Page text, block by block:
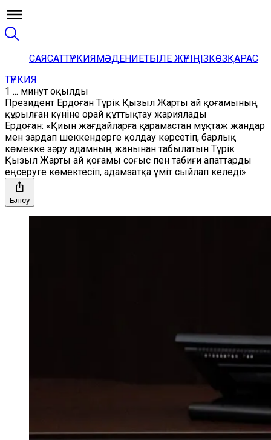
САЯСАТТҮРКИЯМӘДЕНИЕТБІЛЕ ЖҮРІҢІЗКӨЗҚАРАС
ТҮРКИЯ
1 ... минут оқылды
Президент Ердоған Түрік Қызыл Жарты ай қоғамының
құрылған күніне орай құттықтау жариялады
Ердоған: «Қиын жағдайларға қарамастан мұқтаж жандар
мен зардап шеккендерге қолдау көрсетіп, барлық
көмекке зәру адамның жанынан табылатын Түрік
Қызыл Жарты ай қоғамы соғыс пен табиғи апаттарды
еңсеруге көмектесіп, адамзатқа үміт сыйлап келеді».
Бөлісу